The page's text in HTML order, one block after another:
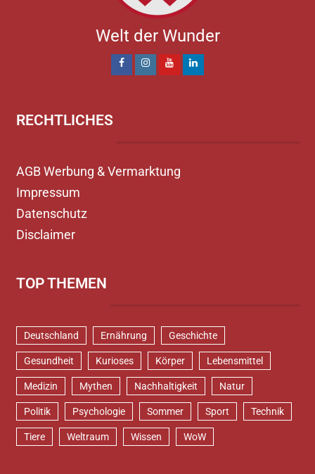
Welt der Wunder
RECHTLICHES
AGB Werbung & Vermarktung
Impressum
Datenschutz
Disclaimer
TOP THEMEN
Deutschland Ernährung Geschichte
Gesundheit Kurioses Körper Lebensmittel
Medizin Mythen Nachhaltigkeit Natur
Politik Psychologie Sommer Sport Technik
Tiere Weltraum Wissen WoW